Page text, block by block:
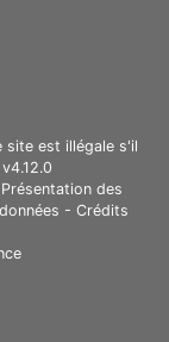
est illégale s'il
Présentation des
- Crédits